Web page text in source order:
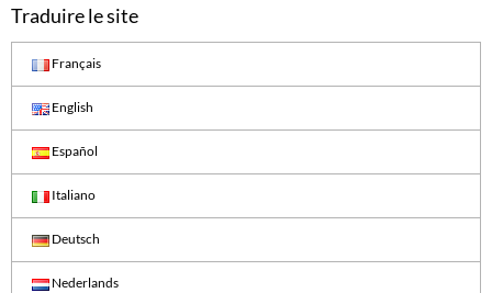
Traduire le site
Français
English
Español
Italiano
Deutsch
Nederlands